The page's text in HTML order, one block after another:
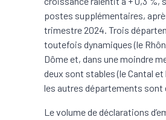
postes supplémentaires,
trimestre 2024. Trois
toutefois dynamiques (le
Dôme et, dans une moindre
deux sont stables (le Cantal et
les autres départements sont
Le volume de déclarations